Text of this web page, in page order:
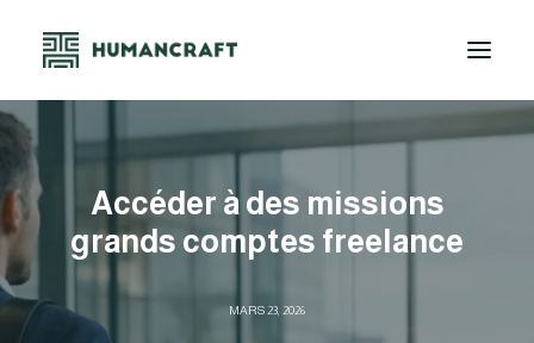
NOS OFFRES
LA PLATEFORME
À PROPOS
CONTACT
Accéder à des missions
grands comptes freelance
MARS 23, 2026